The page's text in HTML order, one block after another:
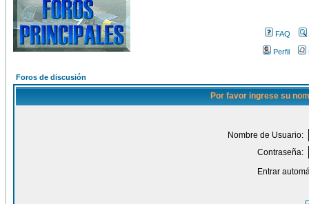
FAQ
Perfil
Foros de discusión
Por favor ingrese su
Nombre de Usuario:
Contraseña:
Entrar